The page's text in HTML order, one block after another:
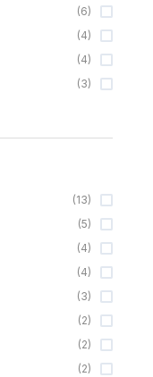
(6)
(4)
(4)
(3)
(13)
(5)
(4)
(4)
(3)
(2)
(2)
(2)